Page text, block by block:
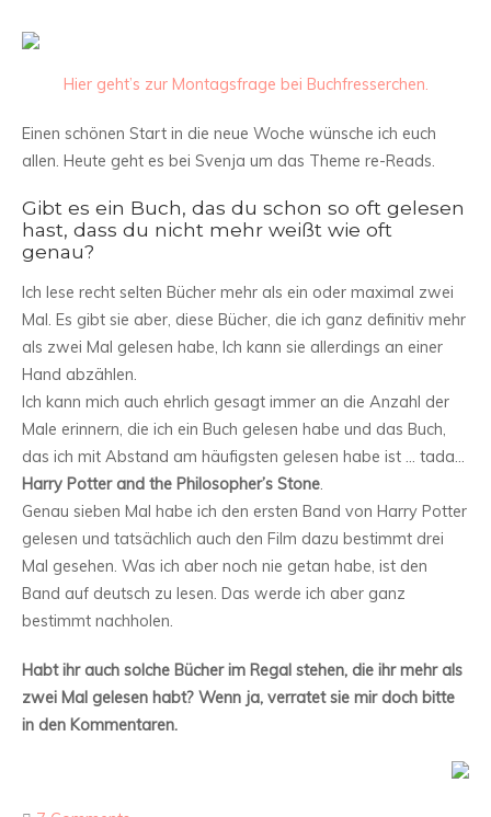
Hier geht’s zur Montagsfrage bei Buchfresserchen.
Einen schönen Start in die neue Woche wünsche ich euch
allen. Heute geht es bei Svenja um das Theme re-Reads.
Gibt es ein Buch, das du schon so oft gelesen
hast, dass du nicht mehr weißt wie oft
genau?
Ich lese recht selten Bücher mehr als ein oder maximal zwei
Mal. Es gibt sie aber, diese Bücher, die ich ganz definitiv mehr
als zwei Mal gelesen habe, Ich kann sie allerdings an einer
Hand abzählen.
Ich kann mich auch ehrlich gesagt immer an die Anzahl der
Male erinnern, die ich ein Buch gelesen habe und das Buch,
das ich mit Abstand am häufigsten gelesen habe ist … tada…
Harry Potter and the Philosopher’s Stone.
Genau sieben Mal habe ich den ersten Band von Harry Potter
gelesen und tatsächlich auch den Film dazu bestimmt drei
Mal gesehen. Was ich aber noch nie getan habe, ist den
Band auf deutsch zu lesen. Das werde ich aber ganz
bestimmt nachholen.
Habt ihr auch solche Bücher im Regal stehen, die ihr mehr als
zwei Mal gelesen habt? Wenn ja, verratet sie mir doch bitte
in den Kommentaren.